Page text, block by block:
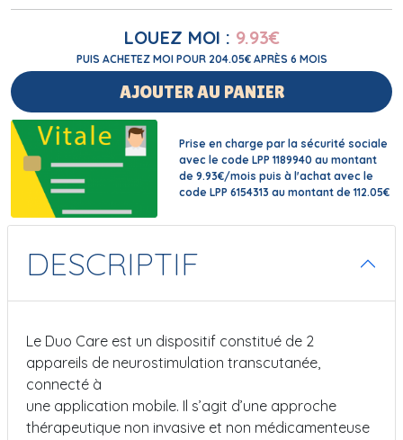
LOUEZ MOI : 9.93€
PUIS ACHETEZ MOI POUR 204.05€ APRÈS 6 MOIS
AJOUTER AU PANIER
Prise en charge par la sécurité sociale
avec le code LPP 1189940 au montant
de 9.93€/mois puis à l'achat avec le
code LPP 6154313 au montant de 112.05€
DESCRIPTIF
Le Duo Care est un dispositif constitué de 2
appareils de neurostimulation transcutanée,
connecté à
une application mobile. Il s’agit d’une approche
thérapeutique non invasive et non médicamenteuse